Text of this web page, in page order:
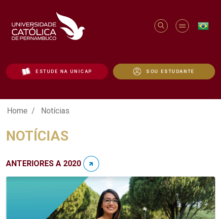
ESTUDE NA UNICAP SOU ESTUDANTE
Notícias - Unicap
Home Notícias
NOTÍCIAS
ANTERIORES A 2020